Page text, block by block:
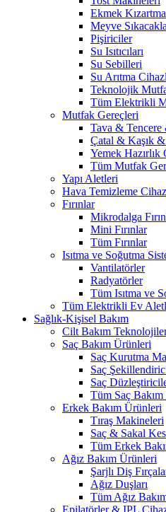
Ekmek
Meyve
Pişiriciler
Su Isıtıcıları
Su Sebilleri
Su Arıtma
Teknolojik
Tüm Elektrikli
Mutfak Gereçleri
Tava &
Çatal & Kaşık &
Yemek Hazırlık
Tüm Mutfak
Yapı Aletleri
Hava Temizleme
Fırınlar
Mikrodalga
Mini Fırınlar
Tüm Fırınlar
Isıtma ve Soğutma
Vantilatörler
Radyatörler
Tüm Isıtma ve
Tüm Elektrikli Ev
Sağlık-Kişisel Bakım
Cilt Bakım
Saç Bakım Ürünleri
Saç Kurutma
Saç
Saç
Tüm Saç
Erkek Bakım Ürünleri
Tıraş Makineleri
Saç & Sakal
Tüm Erkek
Ağız Bakım Ürünleri
Şarjlı Diş
Ağız Duşları
Tüm Ağız
Epilatörler & IPL